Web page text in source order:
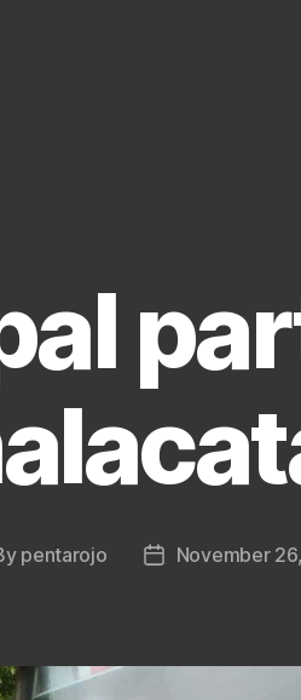
pentarojo
PostNovember